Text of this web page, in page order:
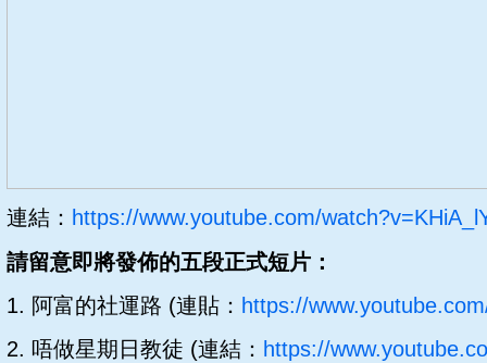
連結： https://www.youtube.com/
請留意即將發佈的五段正式短片：
1. 阿富的社運路 (連貼： https://
2. 唔做星期日教徒 (連結： https://